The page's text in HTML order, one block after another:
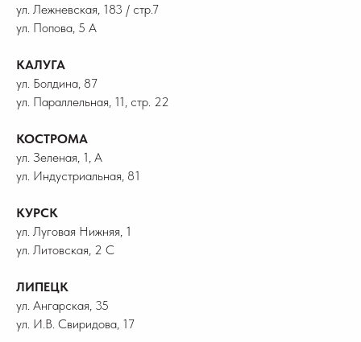
ул. Лежневская, 183 / стр.7
ул. Попова, 5 А
КАЛУГА
ул. Болдина, 87
ул. Параллельная, 11, стр. 22
КОСТРОМА
ул. Зеленая, 1, А
ул. Индустриальная, 81
КУРСК
ул. Луговая Нижняя, 1
ул. Литовская, 2 С
ЛИПЕЦК
ул. Ангарская, 35
ул. И.В. Свиридова, 17